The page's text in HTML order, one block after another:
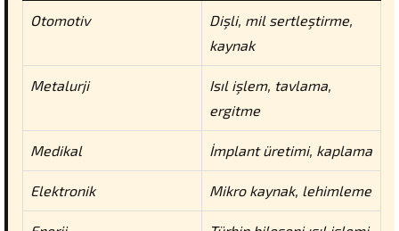
Otomotiv
Dişli, mil sertleştirme,
kaynak
Metalurji
Isıl işlem, tavlama,
ergitme
Medikal İmplant üretimi, kaplama
Elektronik Mikro kaynak, lehimleme